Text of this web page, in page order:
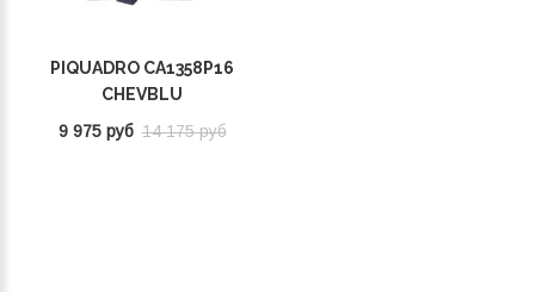
PIQUADRO CA1358P16
CHEVBLU
9 975 руб 14 175 руб